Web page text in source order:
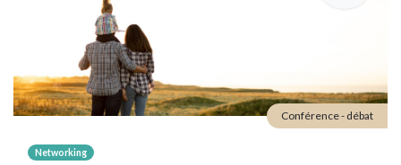
Networking
Conférence - débat